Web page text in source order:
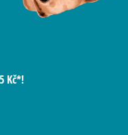
Kč*!